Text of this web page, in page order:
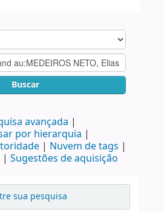
Buscar
avançada
por hierarquia
Nuvem de tags
Sugestões de aquisição
sua pesquisa